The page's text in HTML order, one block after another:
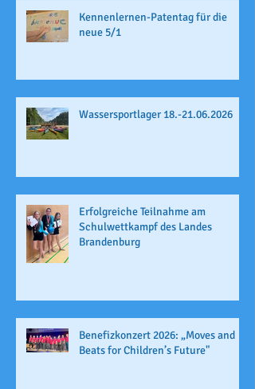
Kennenlernen-Patentag für die
neue 5/1
Wassersportlager 18.-21.06.2026
Erfolgreiche Teilnahme am
Schulwettkampf des Landes
Brandenburg
Benefizkonzert 2026: „Moves and
Beats for Children’s Future"